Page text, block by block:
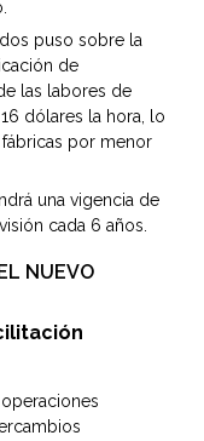
puso sobre la
de
las labores de
dólares la hora, lo
por menor
una vigencia de
cada 6 años.
NUEVO